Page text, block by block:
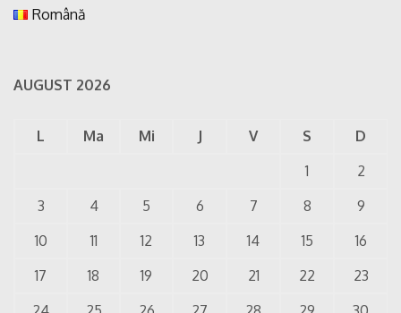
Română
AUGUST 2026
L Ma Mi J V S
D
1
2
3
4 5 6 7 8
9
10
11 12 13 14 15
16
17
18 19 20 21 22
23